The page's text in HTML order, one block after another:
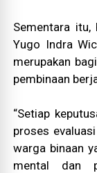
Sementara itu,
Yugo Indra
merupakan
pembinaan
“Setiap
proses
warga binaan
mental dan